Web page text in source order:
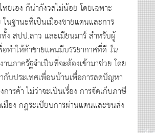
ยเอง ก็น่ากังวลไม่น้อย โดยเฉพาะ
ในฐานะที่เป็นเมืองชายแดนและการ
ง สปป.ลาว และเมียนมาร์ สำหรับผู้
อทำให้ค้าชายแดนมีบรรยากาศที่ดี ใน
นภาครัฐจำเป็นที่จะต้องเข้ามาช่วย โดย
กับประเทศเพื่อนบ้านเพื่อการลดปัญหา
ารค้า ไม่ว่าจะเป็นเรื่อง การจัดเก็บภาษี
มือง กฎระเบียบการผ่านแดนและขนส่ง